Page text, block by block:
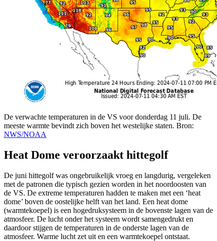
De verwachte temperaturen in de VS voor donderdag 11 juli. De
meeste warmte bevindt zich boven het westelijke staten. Bron:
NWS/NOAA
Heat Dome veroorzaakt hittegolf
De juni hittegolf was ongebruikelijk vroeg en langdurig, vergeleken
met de patronen die typisch gezien worden in het noordoosten van
de VS. De extreme temperaturen hadden te maken met een ‘heat
dome’ boven de oostelijke helft van het land. Een heat dome
(warmtekoepel) is een hogedruksysteem in de bovenste lagen van de
atmosfeer. De lucht onder het systeem wordt samengedrukt en
daardoor stijgen de temperaturen in de onderste lagen van de
atmosfeer. Warme lucht zet uit en een warmtekoepel ontstaat.